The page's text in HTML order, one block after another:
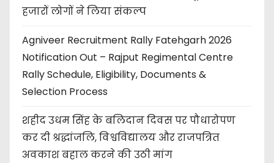
हजारों लोगों ने लिया संकल्प
Agniveer Recruitment Rally Fatehgarh 2026
Notification Out – Rajput Regimental Centre
Rally Schedule, Eligibility, Documents &
Selection Process
शहीद उधम सिंह के बलिदान दिवस पर पौधारोपण
कर दी श्रद्धांजलि, विश्वविद्यालय और राजपत्रित
अवकाश बहाल करने की उठी मांग